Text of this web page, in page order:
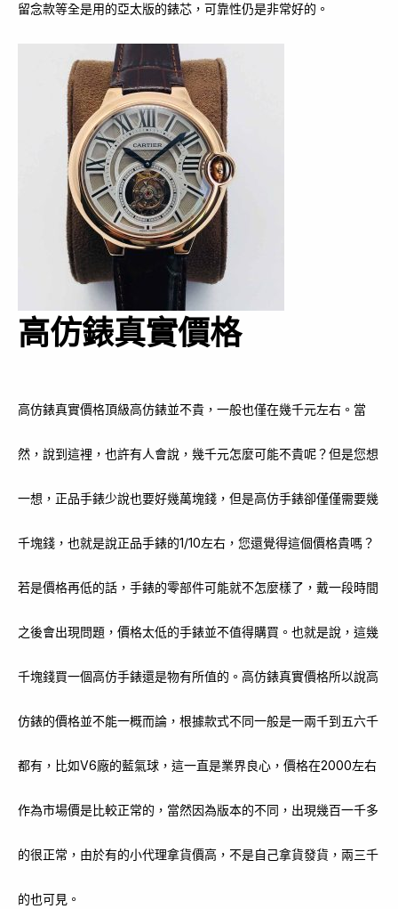
留念款等全是用的亞太版的錶芯，可靠性仍是非常好的。
高仿錶真實價格
高仿錶真實價格頂級高仿錶並不貴，一般也僅在幾千元左右。當
然，說到這裡，也許有人會說，幾千元怎麼可能不貴呢？但是您想
一想，正品手錶少說也要好幾萬塊錢，但是高仿手錶卻僅僅需要幾
千塊錢，也就是說正品手錶的1/10左右，您還覺得這個價格貴嗎？
若是價格再低的話，手錶的零部件可能就不怎麼樣了，戴一段時間
之後會出現問題，價格太低的手錶並不值得購買。也就是說，這幾
千塊錢買一個高仿手錶還是物有所值的。高仿錶真實價格所以說高
仿錶的價格並不能一概而論，根據款式不同一般是一兩千到五六千
都有，比如V6廠的藍氣球，這一直是業界良心，價格在2000左右
作為市場價是比較正常的，當然因為版本的不同，出現幾百一千多
的很正常，由於有的小代理拿貨價高，不是自己拿貨發貨，兩三千
的也可見。